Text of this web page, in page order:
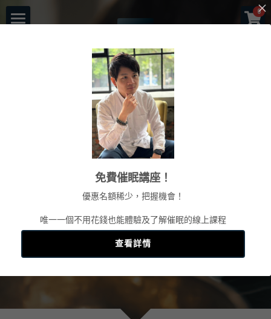
催眠師傑克森
0
命運重塑計畫
頌缽及量子觸療
自我催眠工作坊
前世今生工作坊
解夢與清醒夢工作坊
催眠師培訓課程
NGH催眠師證照班
一個小時理解催眠
LINE社群
探索聲波療癒的科學基礎與靈性智慧，體驗中醫穴道
與遊缽的深度融合
頌缽工作坊
立即報名
×
商品分類
免費催眠講座！
優惠名額稀少，把握機會！
唯一一個不用花錢也能體驗及了解催眠的線上課程
查看詳情